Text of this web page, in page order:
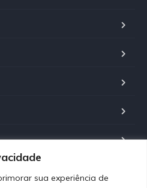
sua experiência de